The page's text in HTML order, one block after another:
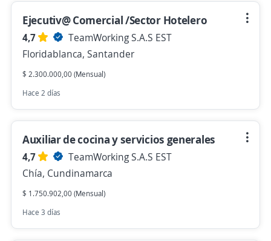
Ejecutiv@ Comercial /Sector Hotelero
4,7
TeamWorking S.A.S EST
Floridablanca, Santander
$ 2.300.000,00 (Mensual)
Hace 2 días
Auxiliar de cocina y servicios generales
4,7
TeamWorking S.A.S EST
Chía, Cundinamarca
$ 1.750.902,00 (Mensual)
Hace 3 días